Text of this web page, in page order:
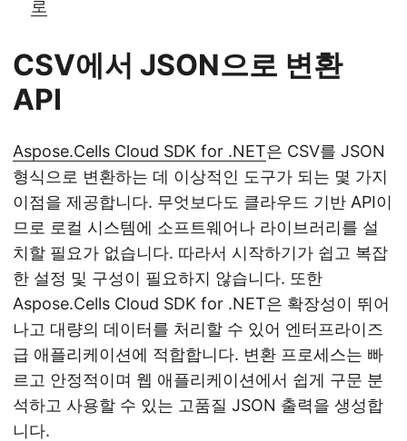
로
CSV에서 JSON으로 변환
API
Aspose.Cells Cloud SDK for .NET은 CSV를 JSON
형식으로 변환하는 데 이상적인 도구가 되는 몇 가지
이점을 제공합니다. 무엇보다도 클라우드 기반 API이
므로 로컬 시스템에 소프트웨어나 라이브러리를 설
치할 필요가 없습니다. 따라서 시작하기가 쉽고 복잡
한 설정 및 구성이 필요하지 않습니다. 또한
Aspose.Cells Cloud SDK for .NET은 확장성이 뛰어
나고 대량의 데이터를 처리할 수 있어 엔터프라이즈
급 애플리케이션에 적합합니다. 변환 프로세스는 빠
르고 안정적이며 웹 애플리케이션에서 쉽게 구문 분
석하고 사용할 수 있는 고품질 JSON 출력을 생성합
니다.